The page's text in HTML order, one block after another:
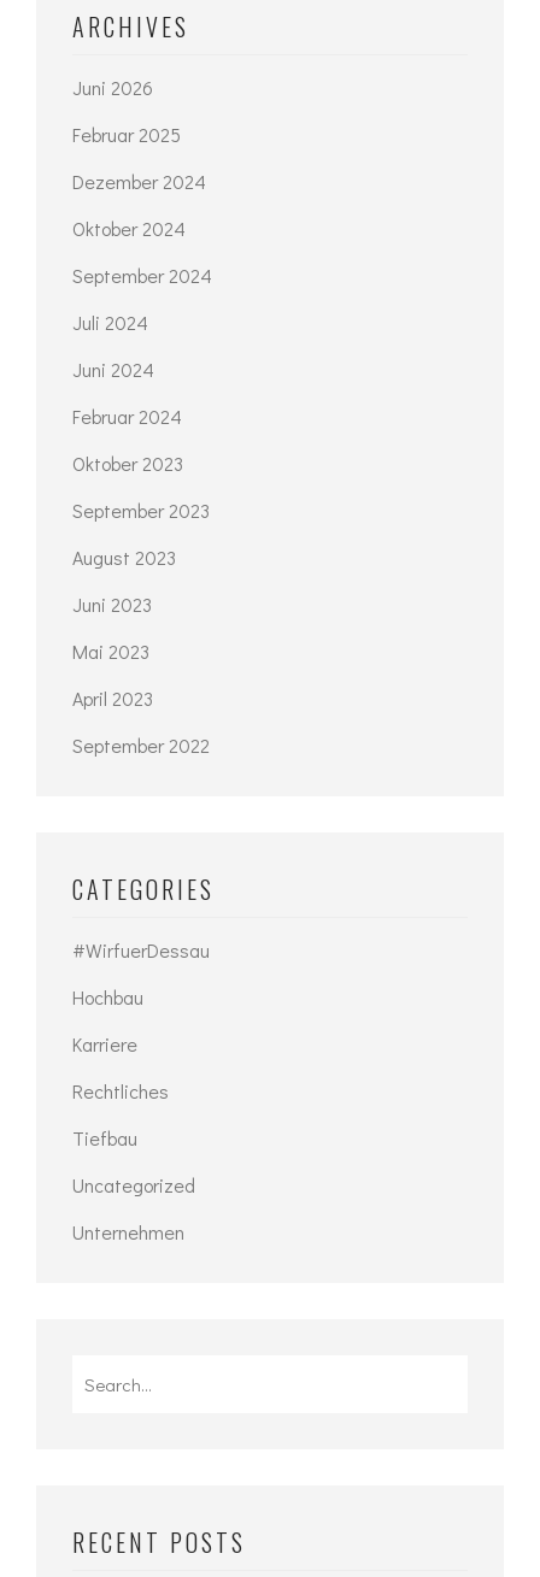
ARCHIVES
Juni 2026
Februar 2025
Dezember 2024
Oktober 2024
September 2024
Juli 2024
Juni 2024
Februar 2024
Oktober 2023
September 2023
August 2023
Juni 2023
Mai 2023
April 2023
September 2022
CATEGORIES
#WirfuerDessau
Hochbau
Karriere
Rechtliches
Tiefbau
Uncategorized
Unternehmen
RECENT POSTS